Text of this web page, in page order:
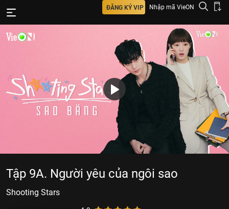
ĐĂNG KÝ VIP Nhập mã VieON
Tập 9A. Người yêu của ngôi sao
Shooting Stars